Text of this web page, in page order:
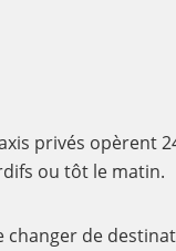
privés opèrent
ou tôt le matin.
changer de